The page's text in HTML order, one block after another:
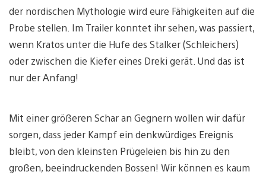
der nordischen Mythologie wird eure Fähigkeiten auf die
Probe stellen. Im Trailer konntet ihr sehen, was passiert,
wenn Kratos unter die Hufe des Stalker (Schleichers)
oder zwischen die Kiefer eines Dreki gerät. Und das ist
nur der Anfang!
Mit einer größeren Schar an Gegnern wollen wir dafür
sorgen, dass jeder Kampf ein denkwürdiges Ereignis
bleibt, von den kleinsten Prügeleien bis hin zu den
großen, beeindruckenden Bossen! Wir können es kaum